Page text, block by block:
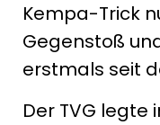
Kempa-Trick
Gegenstoß
erstmals seit
Der TVG legte